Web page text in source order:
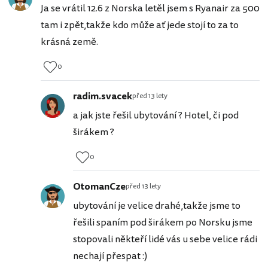
Ja se vrátil 12.6 z Norska letěl jsem s Ryanair za 500
tam i zpět,takže kdo může ať jede stojí to za to
krásná země.
0
radim.svacekpřed 13 lety
a jak jste řešil ubytování ? Hotel, či pod
širákem ?
0
OtomanCzepřed 13 lety
ubytování je velice drahé,takže jsme to
řešili spaním pod širákem po Norsku jsme
stopovali někteří lidé vás u sebe velice rádi
nechají přespat :)